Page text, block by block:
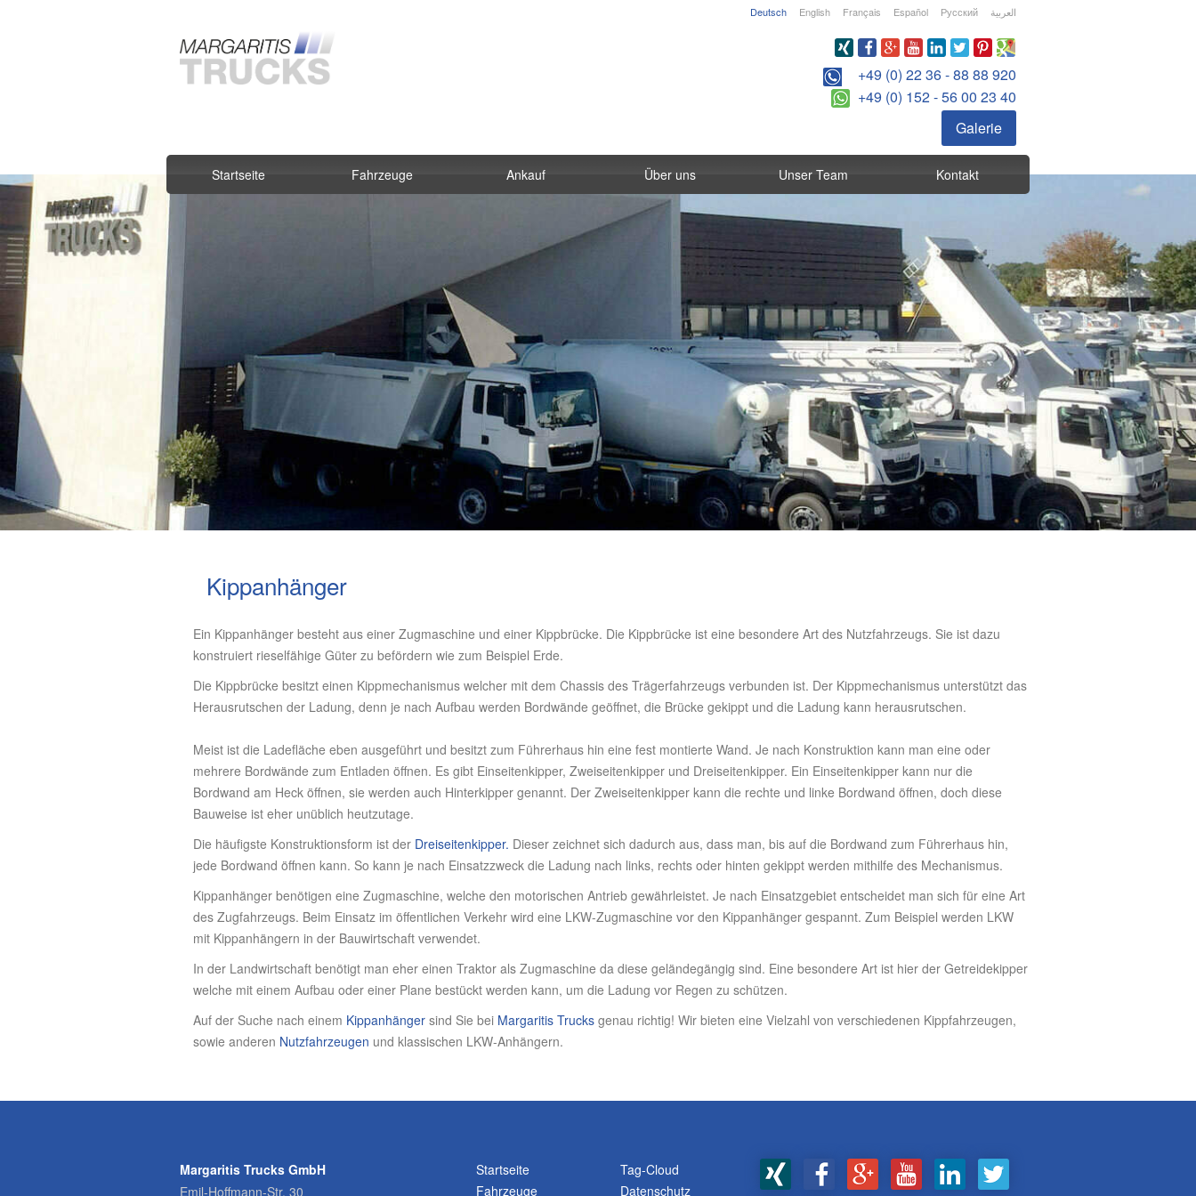
Deutsch English Français Español Русский العربية
+49 (0) 22 36 - 88 88 920
+49 (0) 152 - 56 00 23 40
Galerie
Startseite Fahrzeuge Ankauf Über uns Unser Team Kontakt
Kippanhänger
Ein Kippanhänger besteht aus einer Zugmaschine und einer Kippbrücke. Die Kippbrücke ist eine besondere Art des Nutzfahrzeugs. Sie ist dazu
konstruiert rieselfähige Güter zu befördern wie zum Beispiel Erde.
Die Kippbrücke besitzt einen Kippmechanismus welcher mit dem Chassis des Trägerfahrzeugs verbunden ist. Der Kippmechanismus unterstützt das
Herausrutschen der Ladung, denn je nach Aufbau werden Bordwände geöffnet, die Brücke gekippt und die Ladung kann herausrutschen.
Meist ist die Ladefläche eben ausgeführt und besitzt zum Führerhaus hin eine fest montierte Wand. Je nach Konstruktion kann man eine oder
mehrere Bordwände zum Entladen öffnen. Es gibt Einseitenkipper, Zweiseitenkipper und Dreiseitenkipper. Ein Einseitenkipper kann nur die
Bordwand am Heck öffnen, sie werden auch Hinterkipper genannt. Der Zweiseitenkipper kann die rechte und linke Bordwand öffnen, doch diese
Bauweise ist eher unüblich heutzutage.
Die häufigste Konstruktionsform ist der Dreiseitenkipper. Dieser zeichnet sich dadurch aus, dass man, bis auf die Bordwand zum Führerhaus hin,
jede Bordwand öffnen kann. So kann je nach Einsatzzweck die Ladung nach links, rechts oder hinten gekippt werden mithilfe des Mechanismus.
Kippanhänger benötigen eine Zugmaschine, welche den motorischen Antrieb gewährleistet. Je nach Einsatzgebiet entscheidet man sich für eine Art
des Zugfahrzeugs. Beim Einsatz im öffentlichen Verkehr wird eine LKW-Zugmaschine vor den Kippanhänger gespannt. Zum Beispiel werden LKW
mit Kippanhängern in der Bauwirtschaft verwendet.
In der Landwirtschaft benötigt man eher einen Traktor als Zugmaschine da diese geländegängig sind. Eine besondere Art ist hier der Getreidekipper
welche mit einem Aufbau oder einer Plane bestückt werden kann, um die Ladung vor Regen zu schützen.
Auf der Suche nach einem Kippanhänger sind Sie bei Margaritis Trucks genau richtig! Wir bieten eine Vielzahl von verschiedenen Kippfahrzeugen,
sowie anderen Nutzfahrzeugen und klassischen LKW-Anhängern.
Margaritis Trucks GmbH
Emil-Hoffmann-Str. 30
Startseite
Fahrzeuge
Tag-Cloud
Datenschutz